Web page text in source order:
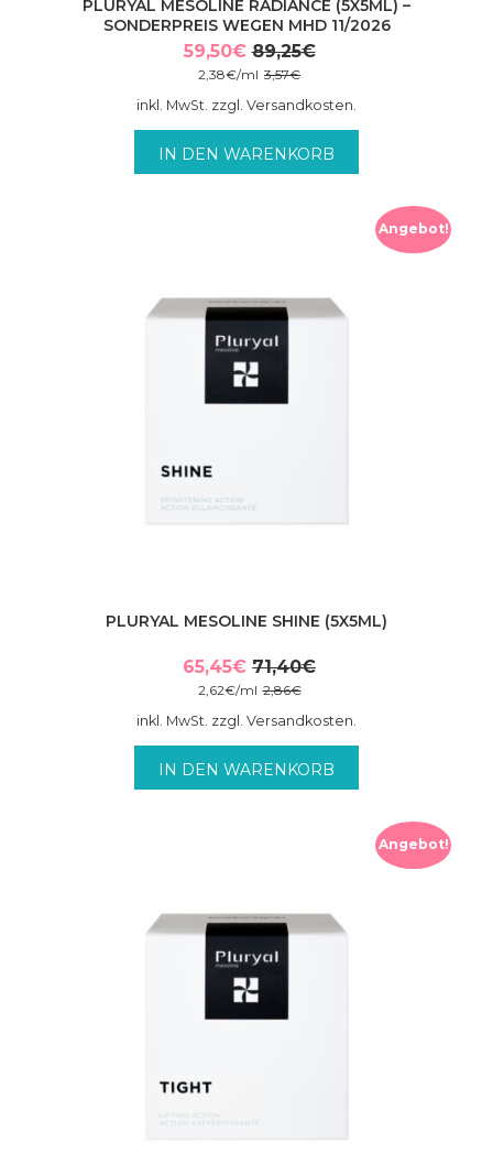
PLURYAL MESOLINE RADIANCE (5X5ML) –
SONDERPREIS WEGEN MHD 11/2026
89,25€
Ursprünglicher
war:
59,50€
Aktueller
ist:
3,57€
2,38€/ml
inkl. MwSt. zzgl. Versandkosten.
IN DEN WARENKORB
Angebot!
PLURYAL MESOLINE SHINE (5X5ML)
71,40€
Ursprünglicher
war:
65,45€
Aktueller
ist:
2,86€
2,62€/ml
inkl. MwSt. zzgl. Versandkosten.
IN DEN WARENKORB
Angebot!